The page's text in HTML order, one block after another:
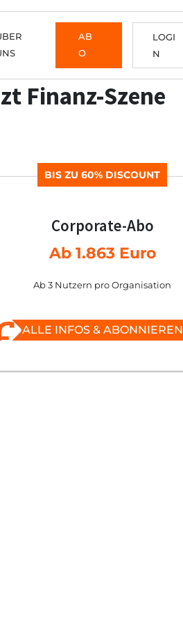
AB
O
LOGI
N
Finanz-Szene
BIS ZU 60% DISCOUNT
Corporate-Abo
Ab 1.863 Euro
Ab 3 Nutzern pro Organisation
ALLE INFOS & ABONNIEREN